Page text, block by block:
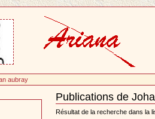
aubray
Publications de
Document
Actions
Résultat de la recherche dans la